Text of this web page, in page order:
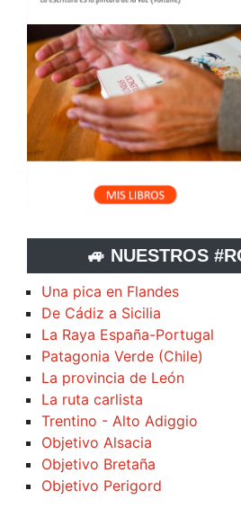
🚙 NUESTROS
Una pica en Flandes
De Cádiz a Sicilia
La Raya España-Portugal
Patagonia Verde (Chile)
La provincia de León
La ruta carlista
Trentino - Alto Adiggio
Objetivo Alsacia
Objetivo Bretaña
Objetivo Perigord